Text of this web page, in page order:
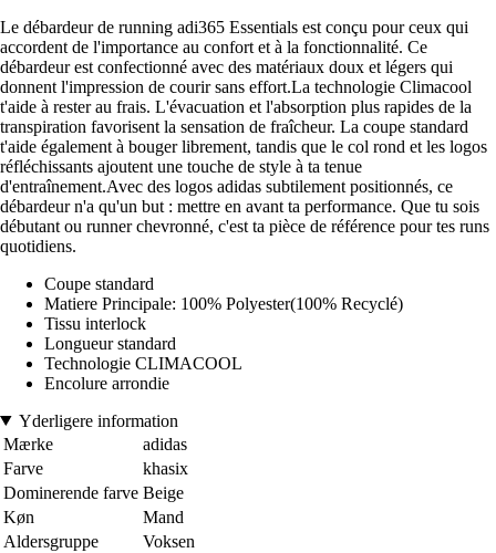
Le débardeur de running adi365 Essentials est conçu pour ceux qui
accordent de l'importance au confort et à la fonctionnalité. Ce
débardeur est confectionné avec des matériaux doux et légers qui
donnent l'impression de courir sans effort.La technologie Climacool
t'aide à rester au frais. L'évacuation et l'absorption plus rapides de la
transpiration favorisent la sensation de fraîcheur. La coupe standard
t'aide également à bouger librement, tandis que le col rond et les logos
réfléchissants ajoutent une touche de style à ta tenue
d'entraînement.Avec des logos adidas subtilement positionnés, ce
débardeur n'a qu'un but : mettre en avant ta performance. Que tu sois
débutant ou runner chevronné, c'est ta pièce de référence pour tes runs
quotidiens.
Coupe standard
Matiere Principale: 100% Polyester(100% Recyclé)
Tissu interlock
Longueur standard
Technologie CLIMACOOL
Encolure arrondie
Yderligere information
Mærke
adidas
Farve
khasix
Dominerende farve Beige
Køn
Mand
Aldersgruppe
Voksen